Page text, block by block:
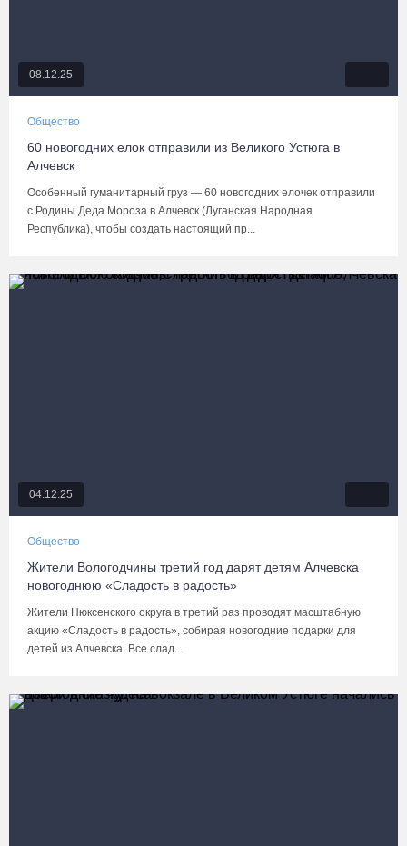
08.12.25
Общество
60 новогодних елок отправили из Великого Устюга в
Алчевск
Особенный гуманитарный груз — 60 новогодних елочек отправили
с Родины Деда Мороза в Алчевск (Луганская Народная
Республика), чтобы создать настоящий пр...
04.12.25
Общество
Жители Вологодчины третий год дарят детям Алчевска
новогоднюю «Сладость в радость»
Жители Нюксенского округа в третий раз проводят масштабную
акцию «Сладость в радость», собирая новогодние подарки для
детей из Алчевска. Все слад...